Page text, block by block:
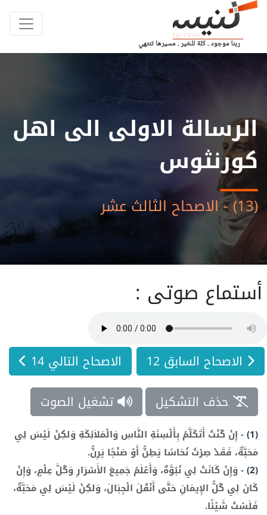
الرسالة الاولى الى اهل
كورنثوس
(13) - الاصحاح الثالث عشر
أستماع صوتى :
الاصحاح السابق 12
الاصحاح التالي 14
حذف التشكيل
تشغيل الصوت
(1)
- إِنْ كُنْتُ أَتَكَلَّمُ بِأَلْسِنَةِ النَّاسِ وَالْمَلاَئِكَةِ وَلكِنْ لَيْسَ لِي
مَحَبَّةٌ، فَقَدْ صِرْتُ نُحَاسًا يَطِنُّ أَوْ صَنْجًا يَرِنُّ.
(2)
- وَإِنْ كَانَتْ لِي نُبُوَّةٌ، وَأَعْلَمُ جَمِيعَ الأَسْرَارِ وَكُلَّ عِلْمٍ، وَإِنْ
كَانَ لِي كُلُّ الإِيمَانِ حَتَّى أَنْقُلَ الْجِبَالَ، وَلكِنْ لَيْسَ لِي مَحَبَّةٌ،
فَلَسْتُ شَيْئًا.